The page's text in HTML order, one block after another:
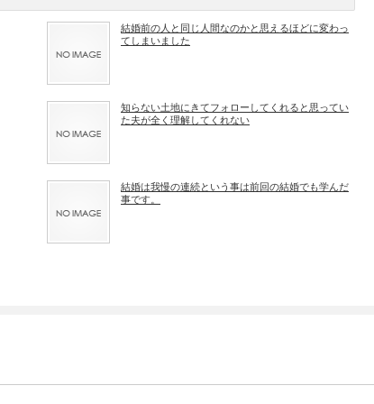
結婚前の人と同じ人間なのかと思えるほどに変わっ
てしまいました
知らない土地にきてフォローしてくれると思ってい
た夫が全く理解してくれない
結婚は我慢の連続という事は前回の結婚でも学んだ
事です。